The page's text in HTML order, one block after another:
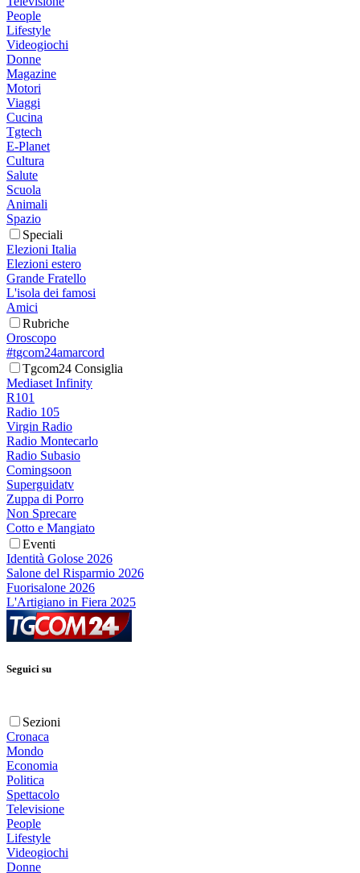
People
Lifestyle
Videogiochi
Donne
Magazine
Motori
Viaggi
Cucina
Tgtech
E-Planet
Cultura
Salute
Scuola
Animali
Spazio
Speciali
Elezioni Italia
Elezioni estero
Grande Fratello
L'isola dei famosi
Amici
Rubriche
Oroscopo
#tgcom24amarcord
Tgcom24 Consiglia
Mediaset Infinity
R101
Radio 105
Virgin Radio
Radio Montecarlo
Radio Subasio
Comingsoon
Superguidatv
Zuppa di Porro
Non Sprecare
Cotto e Mangiato
Eventi
Identità Golose 2026
Salone del Risparmio 2026
Fuorisalone 2026
L'Artigiano in Fiera 2025
Seguici su
Sezioni
Cronaca
Mondo
Economia
Politica
Spettacolo
Televisione
People
Lifestyle
Videogiochi
Donne